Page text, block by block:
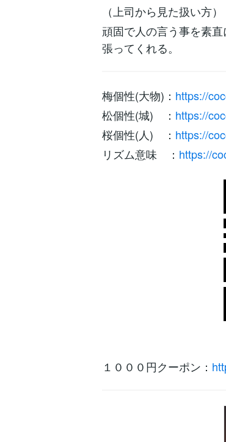
（上司から見た扱い方）
頑固で人の言う事を素
張ってくれる。
梅個性(大物)： https://
松個性(城) ： https://
桜個性(人) ： https://
リズム意味 ： https://
１０００円クーポン：